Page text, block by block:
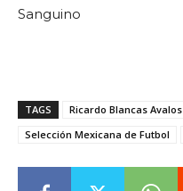
Sanguino
TAGS Ricardo Blancas Avalos
Selección Mexicana de Futbol